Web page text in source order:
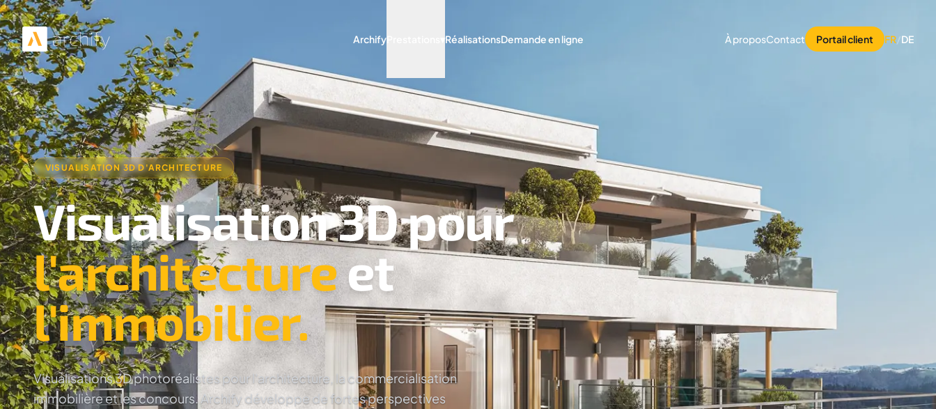
ArchifyPrestations RéalisationsDemande en ligne À proposContact Portail client FR/DE
VISUALISATION 3D D'ARCHITECTURE
Visualisation 3D pour
l'architectureet
l'immobilier.
Visualisations 3D photoréalistes pour l'architecture, la commercialisation
immobilière et les concours. Archify développe de fortes perspectives